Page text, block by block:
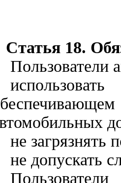
Статья 18.
Пользователи
не загрязнять
не допускать